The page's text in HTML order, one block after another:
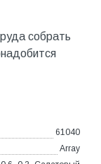
собрать
61040
Array